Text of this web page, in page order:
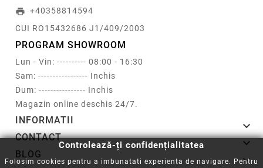
print +40358814594
CUI RO15432686 J1/409/2003
PROGRAM SHOWROOM
Lun - Vin: ---------- 08:00 - 16:30
Sam: ----------------- Inchis
Dum: ---------------- Inchis
Magazin online deschis 24/7.
INFORMATII 
CONTACT 
BLOG 
Controlează-ți confidențialitatea
Folosim cookies pentru a imbunatati experienta de navigare. Pentru